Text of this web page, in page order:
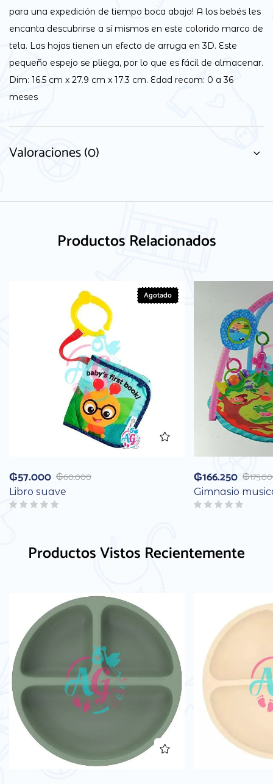
para una expedición de tiempo boca abajo! A los bebés les
encanta descubrirse a sí mismos en este colorido marco de
tela. Las hojas tienen un efecto de arruga en 3D. Este
pequeño espejo se pliega, por lo que es fácil de almacenar.
Dim: 16.5 cm x 27.9 cm x 17.3 cm. Edad recom: 0 a 36
meses
Valoraciones (0)
Productos Relacionados
Agotado
₲60.000
₲57.000
Libro suave
₲
₲166.250
Gimnasio
Productos Vistos Recientemente